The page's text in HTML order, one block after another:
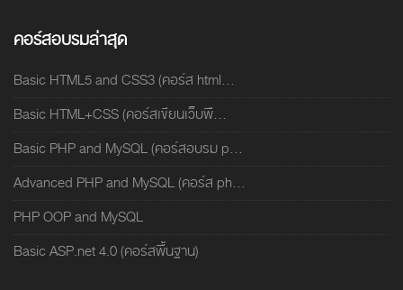
คอร์สอบรมล่าสุด
Basic HTML5 and CSS3 (คอร์ส html...
Basic HTML+CSS (คอร์สเขียนเว็บพื...
Basic PHP and MySQL (คอร์สอบรม p...
Advanced PHP and MySQL (คอร์ส ph...
PHP OOP and MySQL
Basic ASP.net 4.0 (คอร์สพื้นฐาน)